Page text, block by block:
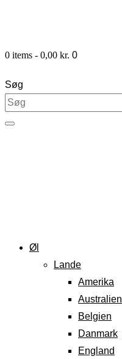
0 items - 0,00 kr. 0
Søg
Øl
Lande
Amerika
Australien
Belgien
Danmark
England